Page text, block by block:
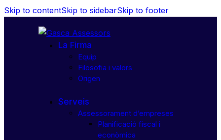
Skip to contentSkip to sidebarSkip to footer
La Firma
Equip
Filosofia i valors
Origen
Serveis
Assessorament d’empreses
Planificació fiscal i
econòmica